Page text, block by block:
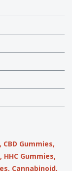
CBD Gummies,
HHC Gummies,
Cannabinoid,